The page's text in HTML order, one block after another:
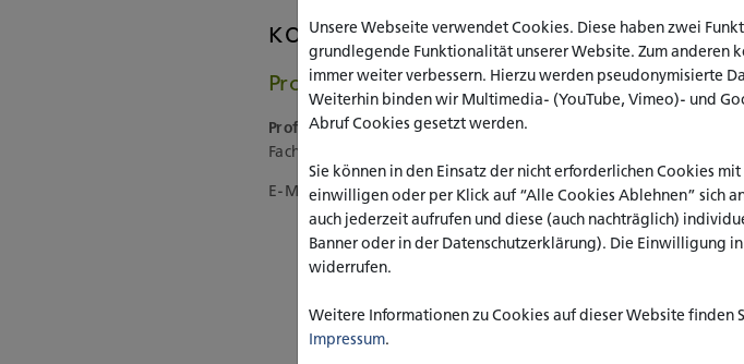
KONTAKT & FOTO
Prof. Dr. phil. Klaus Bendel
Professor für Soziologie
Fachbereich Sozialwesen, Paderborn
E-Mail:k.bendel(at)katho-nrw.de
Unsere Webseite verwendet Cookies. Diese haben zwei
grundlegende Funktionalität unserer Website. Zum anderen
immer weiter verbessern. Hierzu werden pseudonymisierte
Weiterhin binden wir Multimedia- (YouTube, Vimeo)- und
Abruf Cookies gesetzt werden.
Sie können in den Einsatz der nicht erforderlichen Cookies
einwilligen oder per Klick auf “Alle Cookies Ablehnen” sich
auch jederzeit aufrufen und diese (auch nachträglich)
Banner oder in der Datenschutzerklärung). Die Einwilligung
widerrufen.
Weitere Informationen zu Cookies auf dieser Website finden
Impressum.